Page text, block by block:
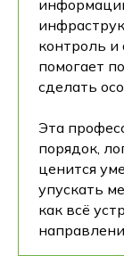
контроль
помогает
сделать
Эта
порядок,
ценится
упускать
как всё